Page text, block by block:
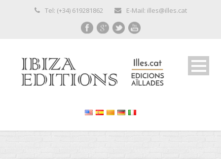
Tel: (+34) 619281862 E-Mail: illes@illes.cat